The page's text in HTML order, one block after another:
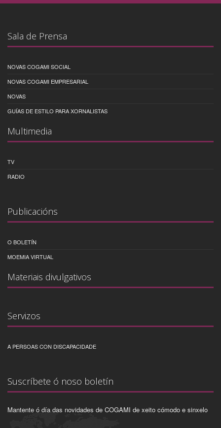
Sala de Prensa
NOVAS COGAMI SOCIAL
NOVAS COGAMI EMPRESARIAL
NOVAS
GUÍAS DE ESTILO PARA XORNALISTAS
Multimedia
TV
RADIO
Publicacións
O BOLETÍN
MOEMIA VIRTUAL
Materiais divulgativos
Servizos
A PERSOAS CON DISCAPACIDADE
Suscríbete ó noso boletín
Mantente ó día das novidades de COGAMI de xeito cómodo e sinxelo